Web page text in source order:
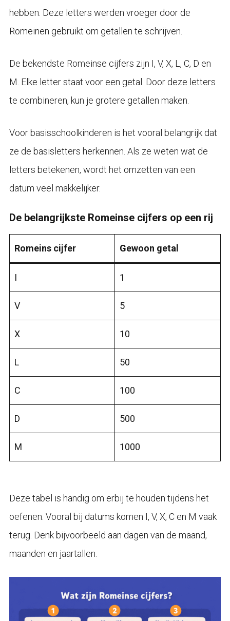
hebben. Deze letters werden vroeger door de
Romeinen gebruikt om getallen te schrijven.
De bekendste Romeinse cijfers zijn I, V, X, L, C, D en
M. Elke letter staat voor een getal. Door deze letters
te combineren, kun je grotere getallen maken.
Voor basisschoolkinderen is het vooral belangrijk dat
ze de basisletters herkennen. Als ze weten wat de
letters betekenen, wordt het omzetten van een
datum veel makkelijker.
De belangrijkste Romeinse cijfers op een rij
Romeins cijfer Gewoon getal
I 1
V 5
X 10
L 50
C 100
D 500
M 1000
Deze tabel is handig om erbij te houden tijdens het
oefenen. Vooral bij datums komen I, V, X, C en M vaak
terug. Denk bijvoorbeeld aan dagen van de maand,
maanden en jaartallen.